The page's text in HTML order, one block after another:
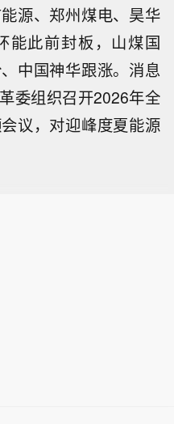
源、郑州煤电、昊华
能此前封板，山煤国
中国神华跟涨。消息
委组织召开2026年全
议，对迎峰度夏能源